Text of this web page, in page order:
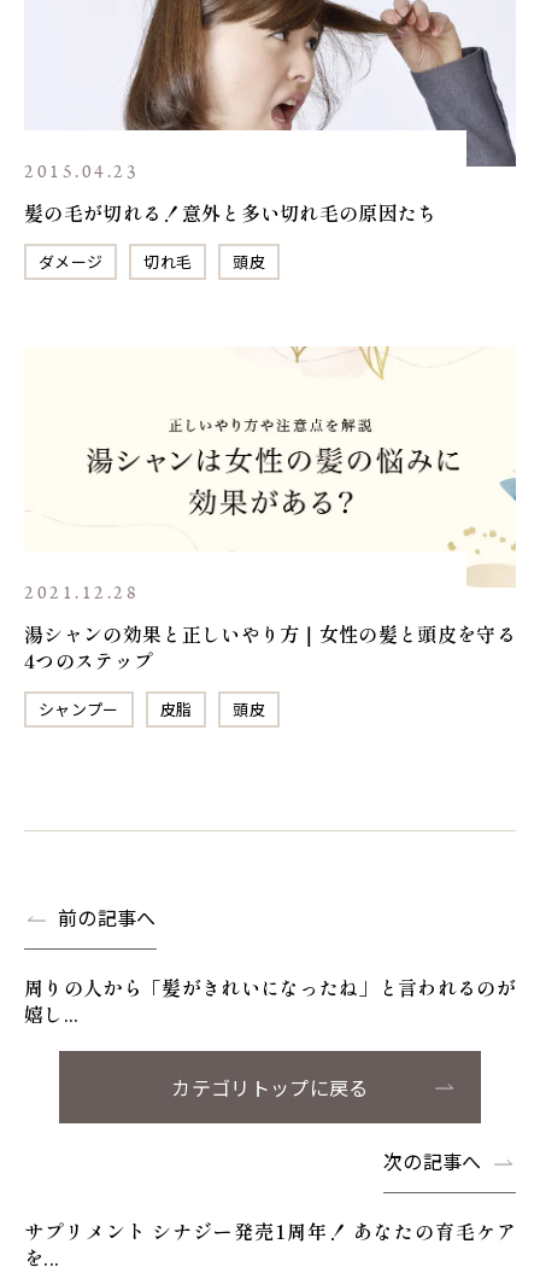
2015.04.23
髪の毛が切れる！意外と多い切れ毛の原因たち
ダメージ 切れ毛 頭皮
2021.12.28
湯シャンの効果と正しいやり方｜女性の髪と頭皮を守る
4つのステップ
シャンプー 皮脂 頭皮
前の記事へ
周りの人から「髪がきれいになったね」と言われるのが
嬉し...
カテゴリトップに戻る
次の記事へ
サプリメント シナジー発売1周年！ あなたの育毛ケア
を...